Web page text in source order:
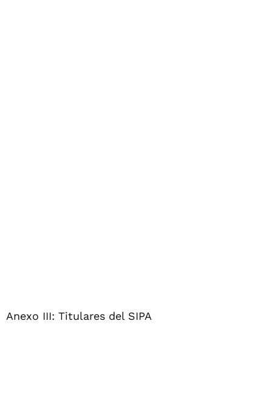
Anexo III: Titulares del SIPA